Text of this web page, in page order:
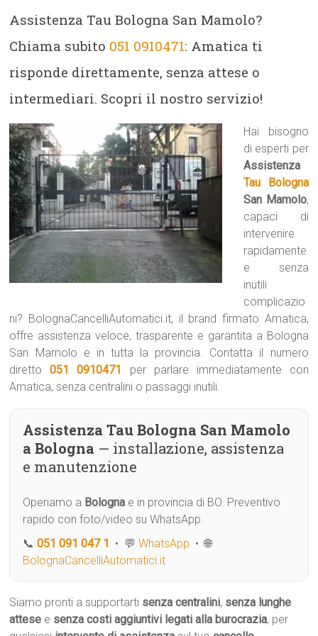
Assistenza Tau Bologna San Mamolo?
Chiama subito 051 0910471: Amatica ti
risponde direttamente, senza attese o
intermediari. Scopri il nostro servizio!
Hai bisogno
di esperti per
Assistenza
Tau Bologna
San Mamolo,
capaci di
intervenire
rapidamente
e senza
inutili
complicazio
ni? BolognaCancelliAutomatici.it, il brand firmato Amatica,
offre assistenza veloce, trasparente e garantita a Bologna
San Mamolo e in tutta la provincia. Contatta il numero
diretto051 0910471
per parlare immediatamente con
Amatica, senza centralini o passaggi inutili.
Assistenza Tau Bologna San Mamolo
a Bologna — installazione, assistenza
e manutenzione
Operiamo a Bologna e in provincia di BO. Preventivo
rapido con foto/video su WhatsApp.
📞051 091 047 1 • 💬WhatsApp • 🌐
BolognaCancelliAutomatici.it
Siamo pronti a supportarti senza centralini, senza lunghe
attese e senza costi aggiuntivi legati alla burocrazia, per